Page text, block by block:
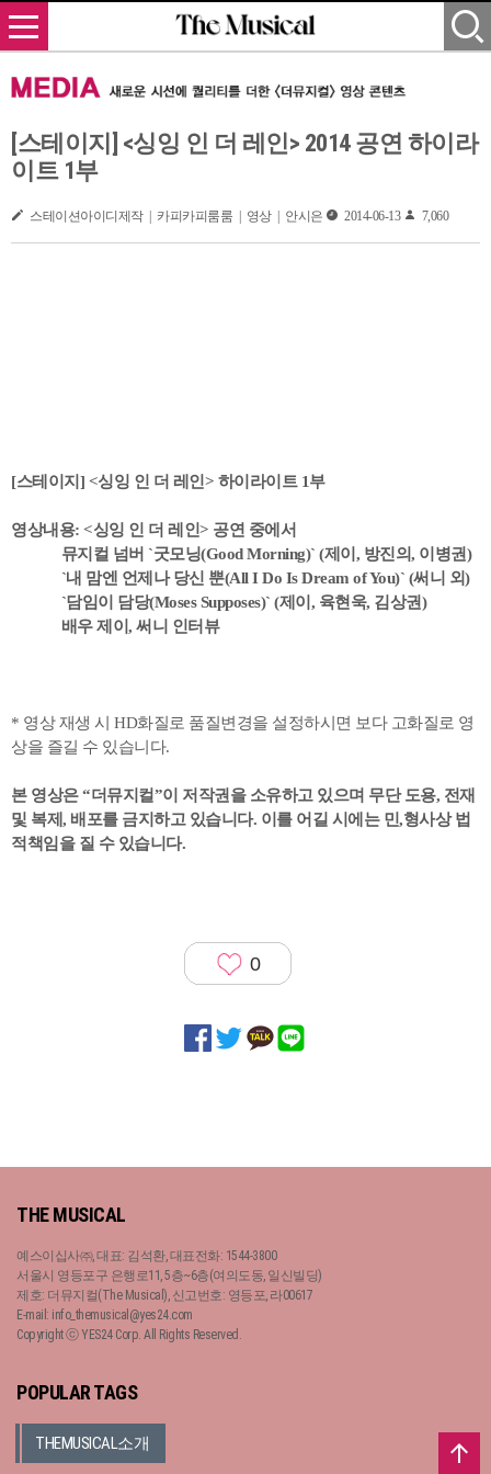
[스테이지] <싱잉 인 더 레인> 2014 공연 하이라
이트 1부
스테이션아이디제작 | 카피카피룸룸 | 영상 | 안시은 2014-06-13 7,060
[스테이지] <싱잉 인 더 레인> 하이라이트 1부
영상내용: <싱잉 인 더 레인> 공연 중에서
뮤지컬 넘버 `굿모닝(Good Morning)` (제이, 방진의, 이병권)
`내 맘엔 언제나 당신 뿐(All I Do Is Dream of You)` (써니 외)
`담임이 담당(Moses Supposes)` (제이, 육현욱, 김상권)
배우 제이, 써니 인터뷰
* 영상 재생 시 HD화질로 품질변경을 설정하시면 보다 고화질로 영
상을 즐길 수 있습니다.
본 영상은 “더뮤지컬”이 저작권을 소유하고 있으며 무단 도용, 전재
및 복제, 배포를 금지하고 있습니다. 이를 어길 시에는 민,형사상 법
적책임을 질 수 있습니다.
0
THE MUSICAL
예스이십사㈜, 대표: 김석환, 대표전화: 1544-3800
서울시 영등포구 은행로11, 5층~6층(여의도동, 일신빌딩)
제호: 더뮤지컬(The Musical), 신고번호: 영등포, 라00617
E-mail: info_themusical@yes24.com
Copyright ⓒ YES24 Corp. All Rights Reserved.
POPULAR TAGS
THEMUSICAL소개